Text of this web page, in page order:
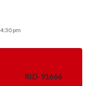
pm
RID-91666